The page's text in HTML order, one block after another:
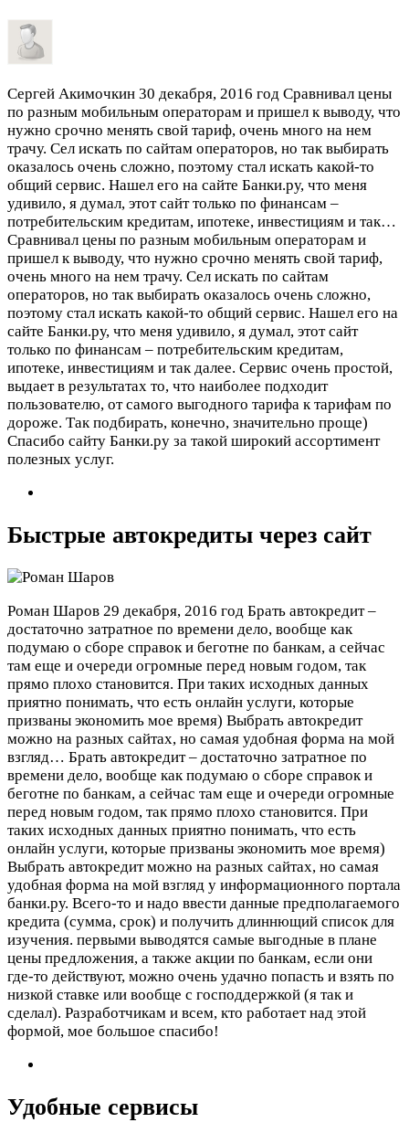
Сергей Акимочкин 30 декабря, 2016 год Сравнивал цены
по разным мобильным операторам и пришел к выводу, что
нужно срочно менять свой тариф, очень много на нем
трачу. Сел искать по сайтам операторов, но так выбирать
оказалось очень сложно, поэтому стал искать какой-то
общий сервис. Нашел его на сайте Банки.ру, что меня
удивило, я думал, этот сайт только по финансам –
потребительским кредитам, ипотеке, инвестициям и так…
Сравнивал цены по разным мобильным операторам и
пришел к выводу, что нужно срочно менять свой тариф,
очень много на нем трачу. Сел искать по сайтам
операторов, но так выбирать оказалось очень сложно,
поэтому стал искать какой-то общий сервис. Нашел его на
сайте Банки.ру, что меня удивило, я думал, этот сайт
только по финансам – потребительским кредитам,
ипотеке, инвестициям и так далее. Сервис очень простой,
выдает в результатах то, что наиболее подходит
пользователю, от самого выгодного тарифа к тарифам по
дороже. Так подбирать, конечно, значительно проще)
Спасибо сайту Банки.ру за такой широкий ассортимент
полезных услуг.
Быстрые автокредиты через сайт
Роман Шаров 29 декабря, 2016 год Брать автокредит –
достаточно затратное по времени дело, вообще как
подумаю о сборе справок и беготне по банкам, а сейчас
там еще и очереди огромные перед новым годом, так
прямо плохо становится. При таких исходных данных
приятно понимать, что есть онлайн услуги, которые
призваны экономить мое время) Выбрать автокредит
можно на разных сайтах, но самая удобная форма на мой
взгляд… Брать автокредит – достаточно затратное по
времени дело, вообще как подумаю о сборе справок и
беготне по банкам, а сейчас там еще и очереди огромные
перед новым годом, так прямо плохо становится. При
таких исходных данных приятно понимать, что есть
онлайн услуги, которые призваны экономить мое время)
Выбрать автокредит можно на разных сайтах, но самая
удобная форма на мой взгляд у информационного портала
банки.ру. Всего-то и надо ввести данные предполагаемого
кредита (сумма, срок) и получить длиннющий список для
изучения. первыми выводятся самые выгодные в плане
цены предложения, а также акции по банкам, если они
где-то действуют, можно очень удачно попасть и взять по
низкой ставке или вообще с господдержкой (я так и
сделал). Разработчикам и всем, кто работает над этой
формой, мое большое спасибо!
Удобные сервисы